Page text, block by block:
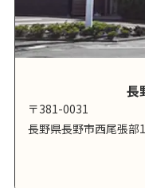
長
〒381-0031
長野県長野市西尾張部